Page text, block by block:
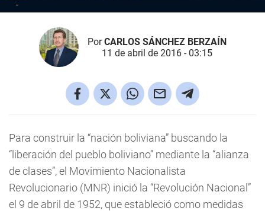
PorCARLOS SÁNCHEZ BERZAÍN
11 de abril de 2016 - 03:15
Para construir la “nación boliviana” buscando la
“liberación del pueblo boliviano” mediante la “alianza
de clases”, el Movimiento Nacionalista
Revolucionario (MNR) inició la “Revolución Nacional”
el 9 de abril de 1952, que estableció como medidas